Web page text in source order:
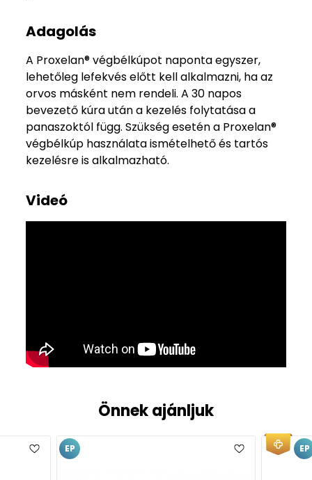
Adagolás
A Proxelan® végbélkúpot naponta egyszer,
lehetőleg lefekvés előtt kell alkalmazni, ha az
orvos másként nem rendeli. A 30 napos
bevezető kúra után a kezelés folytatása a
panaszoktól függ. Szükség esetén a Proxelan®
végbélkúp használata ismételhető és tartós
kezelésre is alkalmazható.
Videó
Önnek ajánljuk